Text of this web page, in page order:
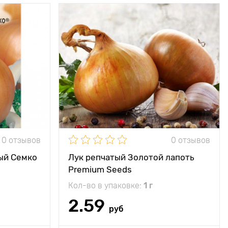
0 отзывов
Семко
вкусовые
качества!
10 х 20 см
место
(75 -
83 дней)
70 - 80 г
0 отзывов
Лук репчатый Золотой лапоть
Premium Seeds
Кол-во в упаковке: 1 г
2.59 руб
Особенности
месяцев!
Растояние между
растениями
10 х 20 см
Местоположение солнечное место
Период созревания
среднеспелый (90 –
120 дней)
Вес плода 220 - 320 г